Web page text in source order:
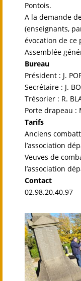
Pontois.
A la demande
(enseignants,
évocation de ce
Assemblée
Bureau
Président : J.
Secrétaire : J.
Trésorier : R.
Porte drapeau :
Tarifs
Anciens
l’association
Veuves de
l’association
Contact
02.98.20.40.97